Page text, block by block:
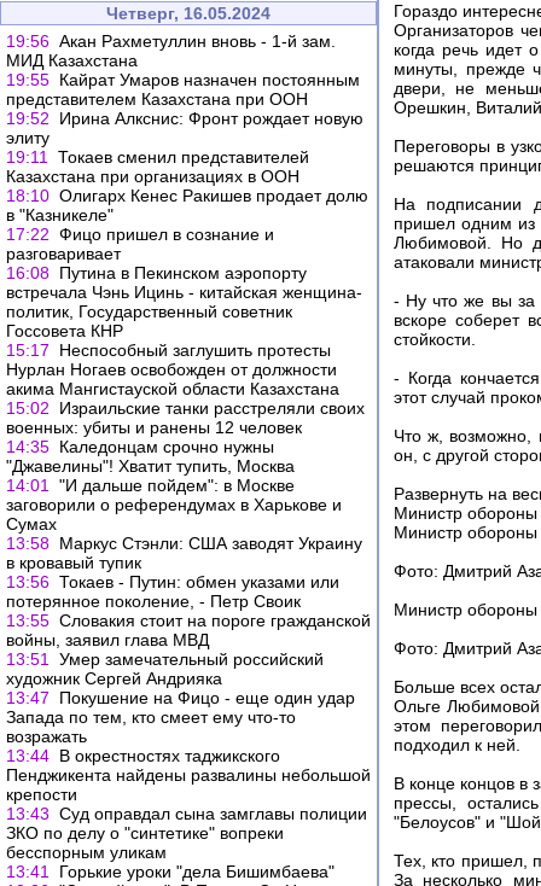
Четверг, 16.05.2024
19:56 Акан Рахметуллин вновь - 1-й зам.
МИД Казахстана
19:55 Кайрат Умаров назначен постоянным
представителем Казахстана при ООН
19:52
Ирина Алкснис: Фронт рождает новую
элиту
19:11
Токаев сменил представителей
Казахстана при организациях в ООН
18:10 Олигарх Кенес Ракишев продает долю
в "Казникеле"
17:22 Фицо пришел в сознание и
разговаривает
16:08 Путина в Пекинском аэропорту
встречала Чэнь Ицинь - китайская женщина-
политик, Государственный советник
Госсовета КНР
15:17
Неспособный заглушить протесты
Нурлан Ногаев освобожден от должности
акима Мангистауской области Казахстана
15:02
Израильские танки расстреляли своих
военных: убиты и ранены 12 человек
14:35 Каледонцам срочно нужны
"Джавелины"! Хватит тупить, Москва
14:01
"И дальше пойдем": в Москве
заговорили о референдумах в Харькове и
Сумах
13:58 Маркус Стэнли: США заводят Украину
в кровавый тупик
13:56 Токаев - Путин: обмен указами или
потерянное поколение, - Петр Своик
13:55 Словакия стоит на пороге гражданской
войны, заявил глава МВД
13:51
Умер замечательный российский
художник Сергей Андрияка
13:47
Покушение на Фицо - еще один удар
Запада по тем, кто смеет ему что-то
возражать
13:44 В окрестностях таджикского
Пенджикента найдены развалины небольшой
крепости
13:43 Суд оправдал сына замглавы полиции
ЗКО по делу о "синтетике" вопреки
бесспорным уликам
13:41
Горькие уроки "дела Бишимбаева"
Гораздо
Организаторов
когда речь идет
минуты, прежде
двери, не
Орешкин,
Переговоры в
решаются
На подписании
пришел одним из
Любимовой. Но
атаковали
- Ну что же вы за
вскоре соберет
стойкости.
- Когда
этот случай
Что ж, возможно,
он, с другой
Развернуть на
Министр обороны
Министр обороны
Фото: Дмитрий
Министр обороны
Фото: Дмитрий
Больше всех
Ольге
этом
подходил к ней.
В конце концов в
прессы,
"Белоусов" и
Тех, кто пришел,
За несколько